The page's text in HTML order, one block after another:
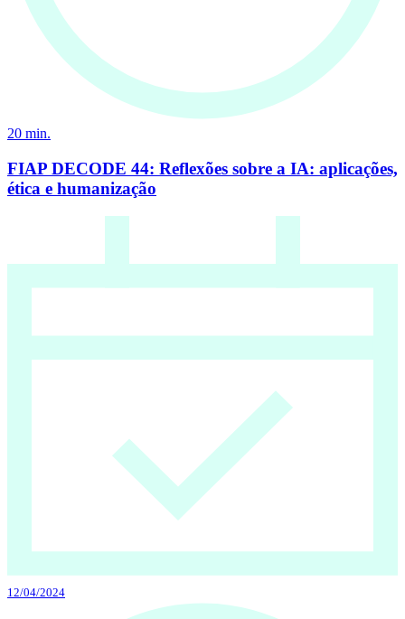
20 min.
FIAP DECODE 44: Reflexões sobre a IA: aplicações,
ética e humanização
12/04/2024